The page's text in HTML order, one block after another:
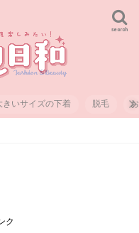
search
きいサイズの下着 脱毛
ク